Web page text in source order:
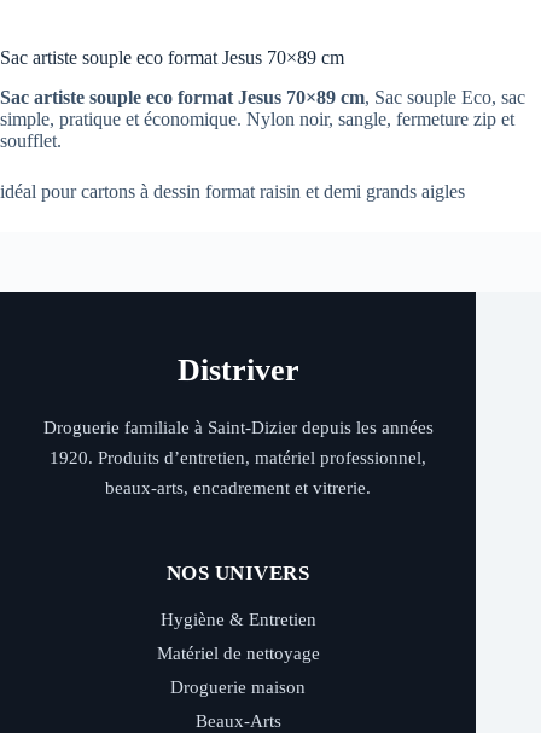
Sac artiste souple eco format Jesus 70×89 cm
Sac artiste souple eco format Jesus 70×89 cm, Sac souple Eco, sac
simple, pratique et économique. Nylon noir, sangle, fermeture zip et
soufflet.
idéal pour cartons à dessin format raisin et demi grands aigles
Distriver
Droguerie familiale à Saint-Dizier depuis les années
1920. Produits d’entretien, matériel professionnel,
beaux-arts, encadrement et vitrerie.
NOS UNIVERS
Hygiène & Entretien
Matériel de nettoyage
Droguerie maison
Beaux-Arts